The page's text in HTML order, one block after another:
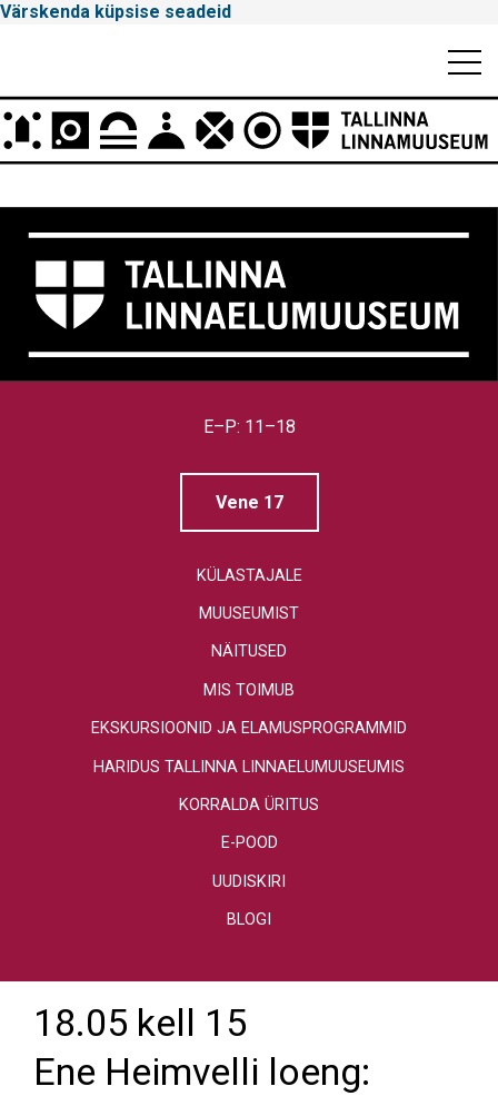
Värskenda küpsise seadeid
Peamenüü
E–P: 11–18
Vene 17
KÜLASTAJALE
MUUSEUMIST
NÄITUSED
MIS TOIMUB
EKSKURSIOONID JA ELAMUSPROGRAMMID
HARIDUS TALLINNA LINNAELUMUUSEUMIS
KORRALDA ÜRITUS
E-POOD
UUDISKIRI
BLOGI
18.05 kell 15
Ene Heimvelli loeng: